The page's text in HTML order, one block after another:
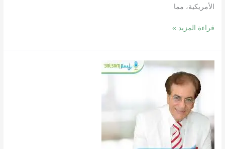
الأمريكية، مما
قراءة المزيد »
تختار
أفضل
دكتور
التهابات
البولية
عند